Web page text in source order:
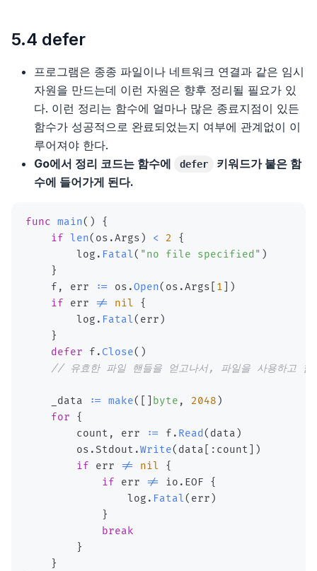
5.4 defer
프로그램은 종종 파일이나 네트워크 연결과 같은 임시
자원을 만드는데 이런 자원은 향후 정리될 필요가 있
다. 이런 정리는 함수에 얼마나 많은 종료지점이 있든
함수가 성공적으로 완료되었는지 여부에 관계없이 이
루어져야 한다.
Go에서 정리 코드는 함수에
defer
키워드가 붙은 함
수에 들어가게 된다.
func main( )
{
if len( os .Args ) < 2
{
        log
. Fatal( "no file specified" )
}
    f
, err := os .Open( os .Args 1
)
if err != nil
{
        log
. Fatal( err )
}
defer f . Close( )
// 유효한 파일 핸들을 얻고나서, 파일을 사용하고 함
    _data
:= make( byte , 2048 )
for
{
        count
, err := f . Read ( data )
        os
.Stdout .Write( data : count
)
if err != nil
{
if err != io . EOF {
                log
. Fatal( err )
}
break
}
}